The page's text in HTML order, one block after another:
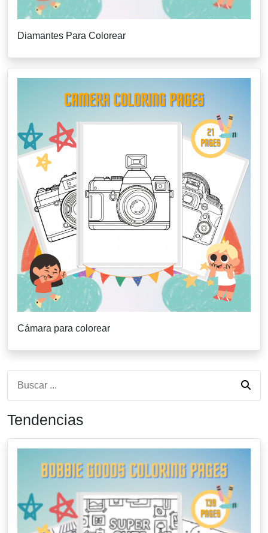
Diamantes Para Colorear
Cámara para colorear
Tendencias